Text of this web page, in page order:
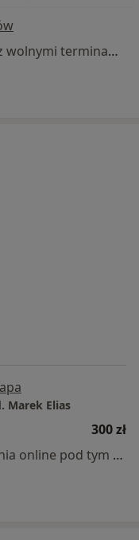
Brak dostępnych specjalistów z wolnymi terminami w tym centrum medycznym.
Marek Elias
300 zł
Specjalista nie oferuje umawiania online pod tym adresem.